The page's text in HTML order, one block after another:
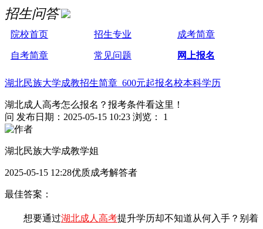
招生问答
院校首页 招生专业 成考简章
自考简章 常见问题 网上报名
湖北民族大学成教招生简章 600元起报名校本科学历
湖北成人高考怎么报名？报考条件看这里！
问 发布日期：2025-05-15 10:23 浏览： 1
湖北民族大学成教学姐
2025-05-15 12:28优质成考解答者
最佳答案：
想要通过湖北成人高考提升学历却不知道从何入手？别着